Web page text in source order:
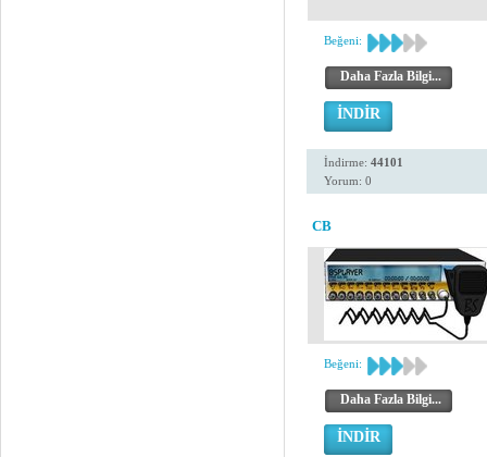
Beğeni:
Daha Fazla Bilgi...
İNDİR
İndirme: 44101
Yorum: 0
CB
Beğeni:
Daha Fazla Bilgi...
İNDİR